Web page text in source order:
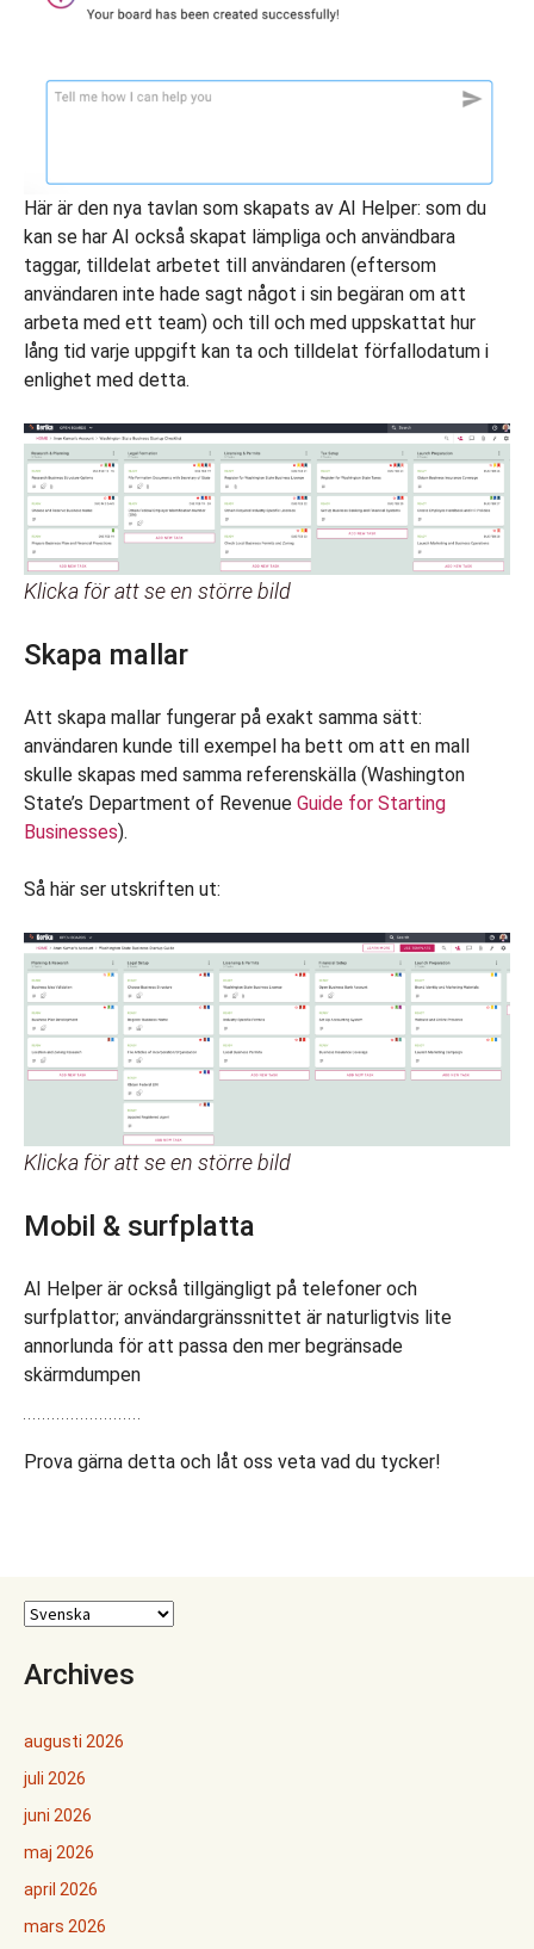
Här är den nya tavlan som skapats av AI Helper: som du
kan se har AI också skapat lämpliga och användbara
taggar, tilldelat arbetet till användaren (eftersom
användaren inte hade sagt något i sin begäran om att
arbeta med ett team) och till och med uppskattat hur
lång tid varje uppgift kan ta och tilldelat förfallodatum i
enlighet med detta.
Klicka för att se en större bild
Skapa mallar
Att skapa mallar fungerar på exakt samma sätt:
användaren kunde till exempel ha bett om att en mall
skulle skapas med samma referenskälla (Washington
State’s Department of Revenue Guide for Starting
Businesses).
Så här ser utskriften ut:
Klicka för att se en större bild
Mobil & surfplatta
AI Helper är också tillgängligt på telefoner och
surfplattor; användargränssnittet är naturligtvis lite
annorlunda för att passa den mer begränsade
skärmdumpen
Prova gärna detta och låt oss veta vad du tycker!
Archives
augusti 2026
juli 2026
juni 2026
maj 2026
april 2026
mars 2026